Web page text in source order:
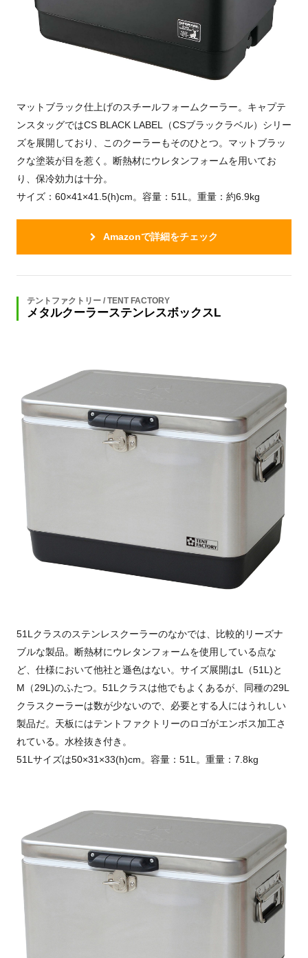
マットブラック仕上げのスチールフォームクーラー。キャプテ
ンスタッグではCS BLACK LABEL（CSブラックラベル）シリー
ズを展開しており、このクーラーもそのひとつ。マットブラッ
クな塗装が目を惹く。断熱材にウレタンフォームを用いてお
り、保冷効力は十分。
サイズ：60×41×41.5(h)cm。容量：51L。重量：約6.9kg
Amazonで詳細をチェック
テントファクトリー / TENT FACTORY
メタルクーラーステンレスボックスL
51Lクラスのステンレスクーラーのなかでは、比較的リーズナ
ブルな製品。断熱材にウレタンフォームを使用している点な
ど、仕様において他社と遜色はない。サイズ展開はL（51L)と
M（29L)のふたつ。51Lクラスは他でもよくあるが、同種の29L
クラスクーラーは数が少ないので、必要とする人にはうれしい
製品だ。天板にはテントファクトリーのロゴがエンボス加工さ
れている。水栓抜き付き。
51Lサイズは50×31×33(h)cm。容量：51L。重量：7.8kg